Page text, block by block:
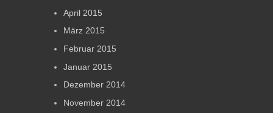
April 2015
März 2015
Februar 2015
Januar 2015
Dezember 2014
November 2014